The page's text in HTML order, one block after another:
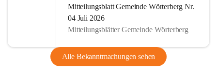
Mitteilungsblatt Gemeinde Wörterberg Nr.
04 Juli 2026
Mitteilungsblätter Gemeinde Wörterberg
Alle Bekanntmachungen sehen